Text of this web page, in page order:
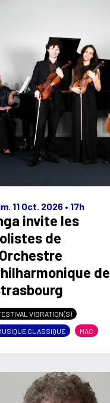
11 Oct. 2026 • 17h
invite les
de
de
VIBRATION(S)
CLASSIQUE MAC